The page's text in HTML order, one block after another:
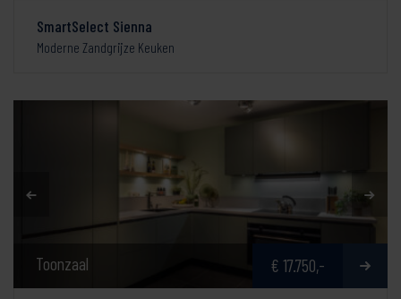
SmartSelect Sienna
Moderne Zandgrijze Keuken
Toonzaal € 17.750,-